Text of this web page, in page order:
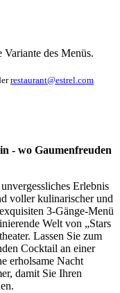
des Menüs.
restaurant@estrel.com
- wo Gaumenfreuden
Erlebnis
voller kulinarischer und
3-Gänge-Menü
Welt von „Stars
Lassen Sie zum
Cocktail an einer
erholsame Nacht
damit Sie Ihren